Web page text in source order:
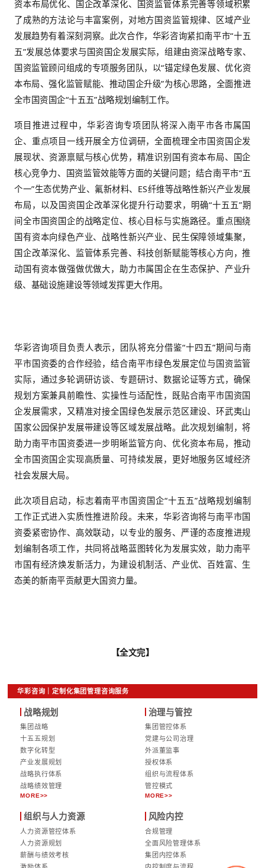
任务，亟需科学系统的“十五五”战略规划，引领全
锚定方向、接续发力。此次启动战略规划编制项目
国资委贯彻落实市委六届十次全会精神、深化国企
升行动、抢抓发展机遇的关键举措。
华彩咨询集团深耕国资国企战略规划与监管咨询领
已为全国多地国资委及数千家国企提供专业服务，
资本布局优化、国企改革深化、国资监管体系完善
了成熟的方法论与丰富案例，对地方国资监管规律
发展趋势有着深刻洞察。此次合作，华彩咨询紧扣
五”发展总体要求与国资国企发展实际，组建由资深
国资监管顾问组成的专项服务团队，以“锚定绿色发
本布局、强化监管赋能、推动国企升级”为核心思路
企、重点项目一线开展全方位调研，全面梳理全市
展现状、资源禀赋与核心优势，精准识别国有资本
核心竞争力、国资监管效能等方面的关键问题；结
个一”生态优势产业、氟新材料、ES纤维等战略性新
布局，以及国资国企改革深化提升行动要求，明确
间全市国资国企的战略定位、核心目标与实施路径
国有资本向绿色产业、战略性新兴产业、民生保障
国企改革深化、监管体系完善、科技创新赋能等核
动国有资本做强做优做大，助力市属国企在生态保
级、基础设施建设等领域发挥更大作用。
实际，通过多轮调研访谈、专题研讨、数据论证等
企发展需求，又精准对接全国绿色发展示范区建设
国家公园保护发展带建设等区域发展战略。此次规
助力南平市国资委进一步明晰监管方向、优化资本
全市国资国企实现高质量、可持续发展，更好地服
社会发展大局。
工作正式进入实质性推进阶段。未来，华彩咨询将
资委紧密协作、高效联动，以专业的服务、严谨的